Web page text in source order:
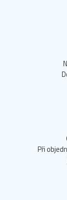
Při